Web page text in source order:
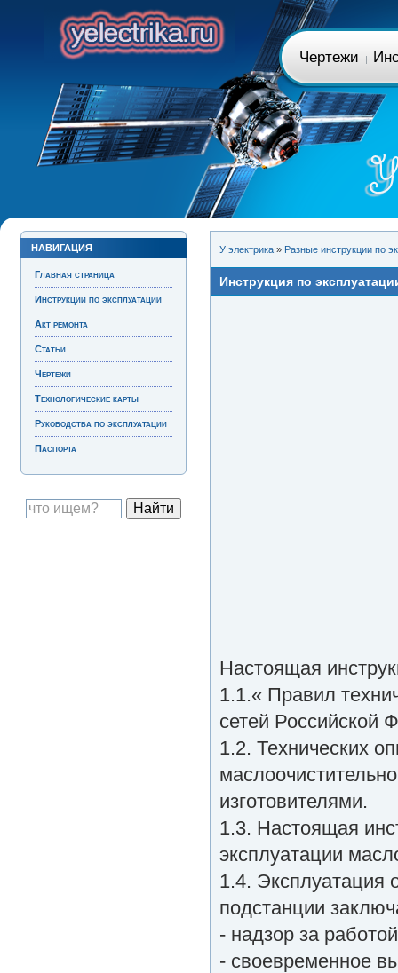
Чертежи
У электрика » Разные инструкции по
Инструкция по
Настоящая
1.1.« Правил
сетей Российской
1.2. Технических
изготовителями.
1.3. Настоящая
эксплуатации
1.4. Эксплуатация
подстанции
- надзор за
- своевременное
НАВИГАЦИЯ
Главная страница
Инструкции по эксплуатации
Акт ремонта
Статьи
Чертежи
Технологические карты
Руководства по эксплуатации
Паспорта